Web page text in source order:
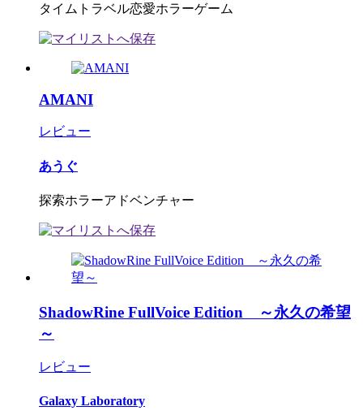
タイムトラベル恋愛ホラーゲーム
AMANI
レビュー
あうぐ
探索ホラーアドベンチャー
ShadowRine FullVoice Edition ～永久の希望
～
レビュー
Galaxy Laboratory